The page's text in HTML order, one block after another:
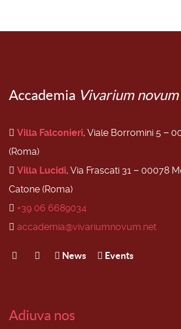
Accademia Vivarium novum
Villa Falconieri, Viale Borromini 5 −
(Roma)
Villa Lucidi, Via Frascati 31 − 00078
Catone (Roma)
+39 06 6689034
accademia@vivariumnovum.net
News Events
Adiuva nos